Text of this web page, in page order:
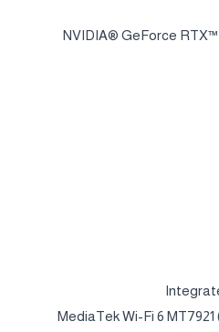
NVIDIA® GeForce RTX™
MediaTek Wi-Fi 6